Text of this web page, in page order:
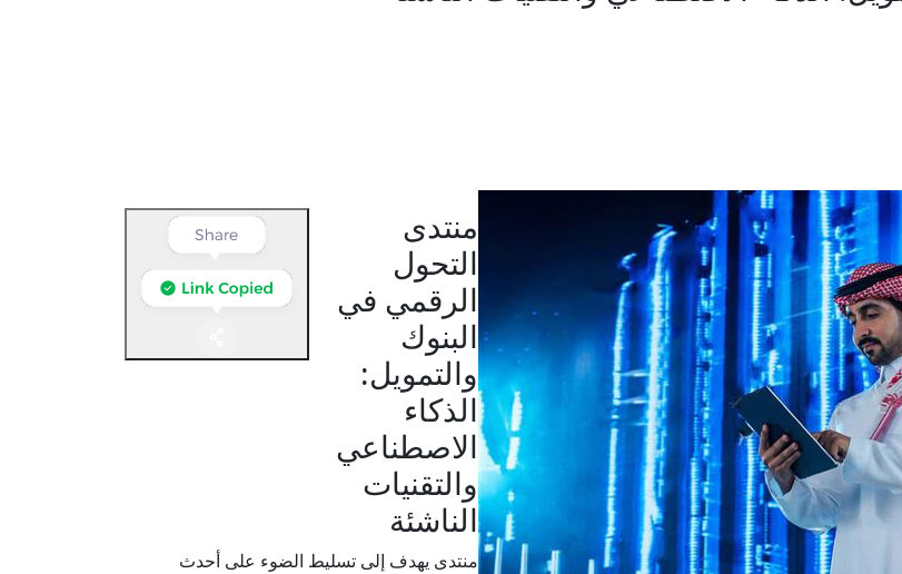
منتدى
التحول
الرقمي في
البنوك
والتمويل:
الذكاء
الاصطناعي
والتقنيات
الناشئة
منتدى يهدف إلى تسليط الضوء على أحدث